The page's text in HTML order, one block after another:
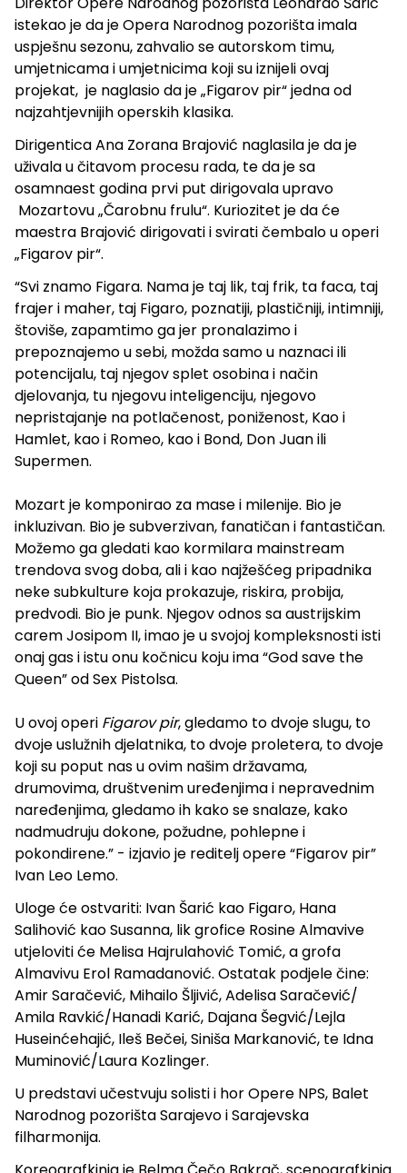
istekao je da je Opera Narodnog pozorišta imala
uspješnu sezonu, zahvalio se autorskom timu,
umjetnicama i umjetnicima koji su iznijeli ovaj
projekat, je naglasio da je „Figarov pir“ jedna od
najzahtjevnijih operskih klasika.
Dirigentica Ana Zorana Brajović naglasila je da je
uživala u čitavom procesu rada, te da je sa
osamnaest godina prvi put dirigovala upravo
Mozartovu „Čarobnu frulu“. Kuriozitet je da će
maestra Brajović dirigovati i svirati čembalo u operi
„Figarov pir“.
“Svi znamo Figara. Nama je taj lik, taj frik, ta faca, taj
frajer i maher, taj Figaro, poznatiji, plastičniji, intimniji,
štoviše, zapamtimo ga jer pronalazimo i
prepoznajemo u sebi, možda samo u naznaci ili
potencijalu, taj njegov splet osobina i način
djelovanja, tu njegovu inteligenciju, njegovo
nepristajanje na potlačenost, poniženost, Kao i
Hamlet, kao i Romeo, kao i Bond, Don Juan ili
Supermen.
Mozart je komponirao za mase i milenije. Bio je
inkluzivan. Bio je subverzivan, fanatičan i fantastičan.
Možemo ga gledati kao kormilara mainstream
trendova svog doba, ali i kao najžešćeg pripadnika
neke subkulture koja prokazuje, riskira, probija,
predvodi. Bio je punk. Njegov odnos sa austrijskim
carem Josipom II, imao je u svojoj kompleksnosti isti
onaj gas i istu onu kočnicu koju ima “God save the
Queen” od Sex Pistolsa.
U ovoj operi Figarov pir, gledamo to dvoje slugu, to
dvoje uslužnih djelatnika, to dvoje proletera, to dvoje
koji su poput nas u ovim našim državama,
drumovima, društvenim uređenjima i nepravednim
naređenjima, gledamo ih kako se snalaze, kako
nadmudruju dokone, požudne, pohlepne i
pokondirene.” - izjavio je reditelj opere “Figarov pir”
Ivan Leo Lemo.
Uloge će ostvariti: Ivan Šarić kao Figaro, Hana
Salihović kao Susanna, lik grofice Rosine Almavive
utjeloviti će Melisa Hajrulahović Tomić, a grofa
Almavivu Erol Ramadanović. Ostatak podjele čine:
Amir Saračević, Mihailo Šljivić, Adelisa Saračević/
Amila Ravkić/Hanadi Karić, Dajana Šegvić/Lejla
Huseinćehajić, Ileš Bečei, Siniša Markanović, te Idna
Muminović/Laura Kozlinger.
U predstavi učestvuju solisti i hor Opere NPS, Balet
Narodnog pozorišta Sarajevo i Sarajevska
filharmonija.